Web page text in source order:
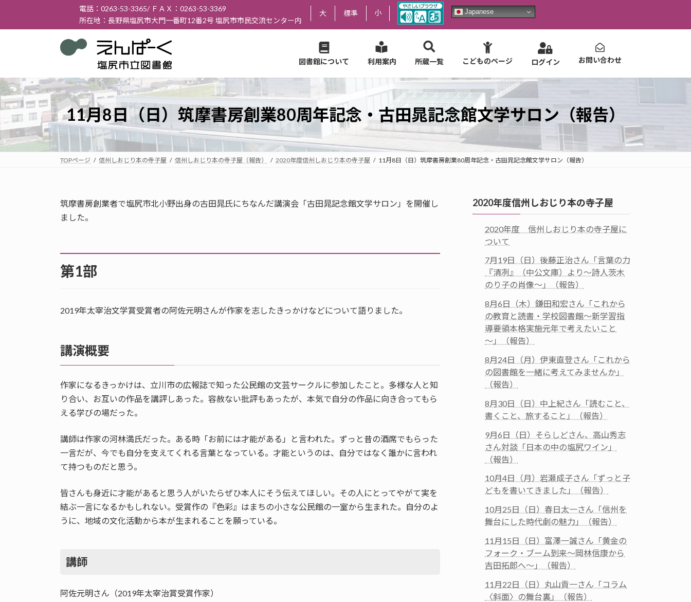
テ
ス
キ
ッ
ゲ
ン
に
移
電話：0263-53-3365/ ＦＡＸ：0263-53-3369
所在地：長野県塩尻市大門一番町12番2号 塩尻市市民交流センター内
大 標準 小 Japanese
図書館について 利用案内 所蔵一覧 こどものページ ログイン お問い合わせ
11月8日（日）筑摩書房創業80周年記念・古田晁記念館文学サロン（報告）
TOPページ 信州しおじり本の寺子屋 信州しおじり本の寺子屋（報告） 2020年度信州しおじり本の寺子屋 11月8日（日）筑摩書房創業80周年記念・古田晁記念館文学サロン（報告）
筑摩書房創業者で塩尻市北小野出身の古田晁氏にちなんだ講演会「古田晁記念館文学サロン」を開催し
ました。
第1部
2019年太宰治文学賞受賞者の阿佐元明さんが作家を志したきっかけなどについて語りました。
講演概要
作家になるきっかけは、立川市の広報誌で知った公民館の文芸サークルに参加したこと。多様な人と知
り合い、お互いの作品を講評しあった。容赦ない批評もあったが、本気で自分の作品に向き合ってもら
える学びの場だった。
講師は作家の河林満氏だった。ある時「お前には才能がある」と言われた。ずっと昔の酒席でもらった
一言だが、今でも自分を支えてくれる言葉となっている。才能というのは、自分ではなく誰かに言われ
て持つものだと思う。
皆さんも身近に才能があると思う人がいたらぜひ本人にそう伝えてほしい。その人にとってやがて実を
結ぶ一言になるかもしれない。受賞作の『色彩』はまちの小さな公民館の一室から生まれた。自分のよ
うに、地域の文化活動から本が生まれることを願っている。
講師
阿佐元明さん（2019年太宰治賞受賞作家）
2020年度信州しおじり本の寺子屋
2020年度 信州しおじり本の寺子屋に
ついて
7月19日（日）後藤正治さん「言葉の力
『清冽』（中公文庫）より～詩人茨木
のり子の肖像～」（報告）
8月6日（木）鎌田和宏さん「これから
の教育と読書・学校図書館～新学習指
導要領本格実施元年で考えたいこと
～」（報告）
8月24日（月）伊東直登さん「これから
の図書館を一緒に考えてみませんか」
（報告）
8月30日（日）中上紀さん「読むこと、
書くこと、旅すること」（報告）
9月6日（日）そらしどさん、高山秀志
さん対談「日本の中の塩尻ワイン」
（報告）
10月4日（月）岩瀬成子さん「ずっと子
どもを書いてきました」（報告）
10月25日（日）春日太一さん「信州を
舞台にした時代劇の魅力」（報告）
11月15日（日）富澤一誠さん「黄金の
フォーク・ブーム到来～岡林信康から
吉田拓郎へ～」（報告）
11月22日（日）丸山貢一さん「コラム
〈斜面〉の舞台裏」（報告）